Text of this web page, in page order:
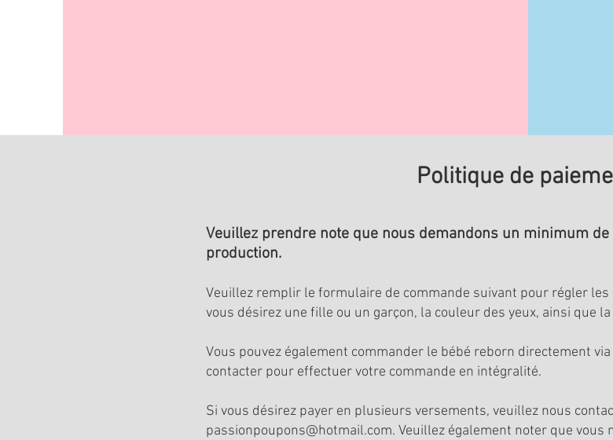
Politique de
Veuillez prendre note que nous demandons un minimum
production.
Veuillez remplir le formulaire de commande suivant pour régler
vous désirez une fille ou un garçon, la couleur des yeux, ainsi que
Vous pouvez également commander le bébé reborn directement
contacter pour effectuer votre commande en intégralité.
Si vous désirez payer en plusieurs versements, veuillez nous
passionpoupons@hotmail.com. Veuillez également noter que